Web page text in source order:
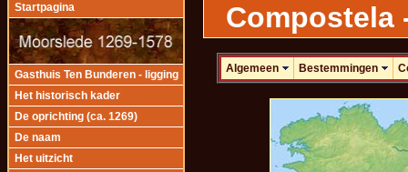
Startpagina
Gasthuis Ten Bunderen - ligging
Het historisch kader
De oprichting (ca. 1269)
De naam
Het uitzicht
Compostela
Algemeen Bestemmingen